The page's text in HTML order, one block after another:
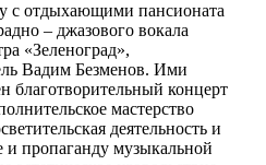
с отдыхающими пансионата
– джазового вокала
«Зеленоград»,
Вадим Безменов. Ими
благотворительный концерт
мастерство
деятельность и
и пропаганду музыкальной